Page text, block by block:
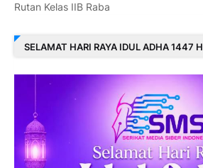
Rutan Kelas IIB Raba
SELAMAT HARI RAYA IDUL ADHA 1447 H